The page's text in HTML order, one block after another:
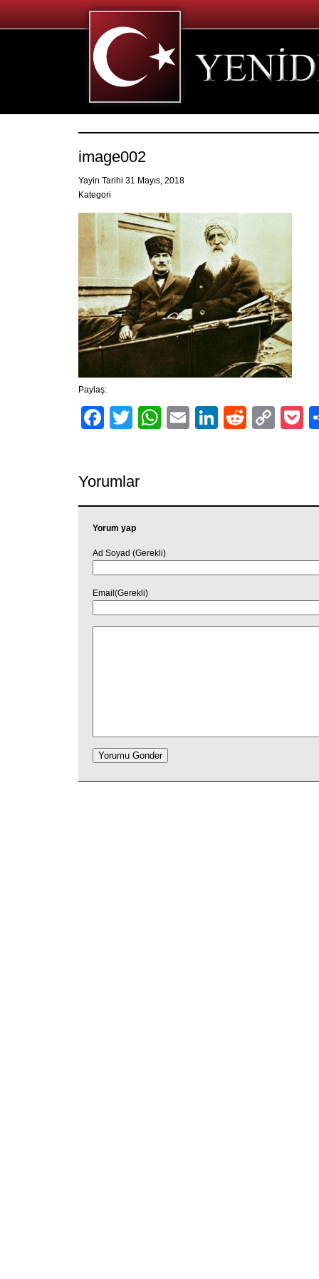
image002
Yayin Tarihi 31 Mayıs, 2018
Kategori
Paylaş:
Facebook
TwitterWhatsApp
EmailLinkedIn
Reddit
Yorumlar
Yorum yap
Ad Soyad (Gerekli)
Email(Gerekli)